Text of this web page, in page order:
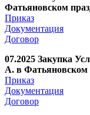
Фатьяновском
Приказ
Документация
Договор
07.2025 Закупка
А. в Фатьяновском
Приказ
Документация
Договор